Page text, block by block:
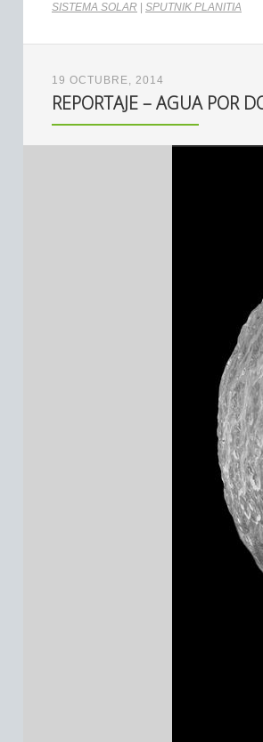
SISTEMA SOLAR
SPUTNIK PLANITIA
19 OCTUBRE, 2014
REPORTAJE – AGUA POR